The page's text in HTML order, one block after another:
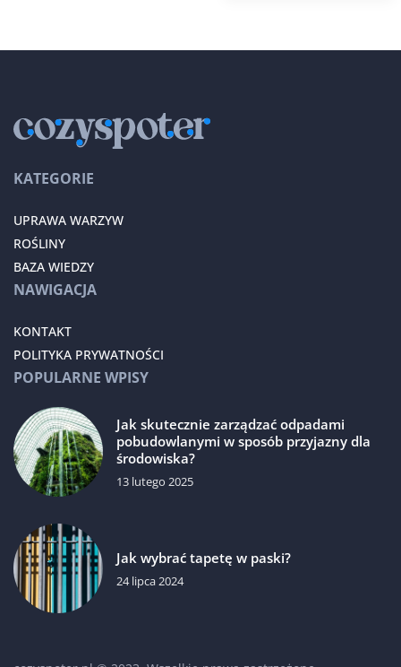
KATEGORIE
UPRAWA WARZYW
ROŚLINY
BAZA WIEDZY
NAWIGACJA
KONTAKT
POLITYKA PRYWATNOŚCI
POPULARNE WPISY
Jak skutecznie zarządzać odpadami
pobudowlanymi w sposób przyjazny dla
środowiska?
13 lutego 2025
Jak wybrać tapetę w paski?
24 lipca 2024